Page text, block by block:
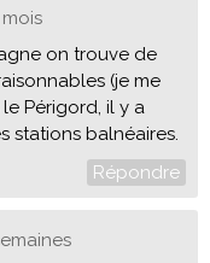
on trouve de
(je me
Périgord, il y a
stations balnéaires.
Répondre